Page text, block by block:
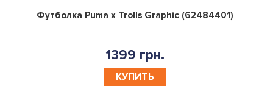
0
Футболка Puma x Trolls Graphic (62484401)
1399 грн.
КУПИТЬ